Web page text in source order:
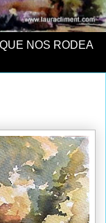
NOS RODEA